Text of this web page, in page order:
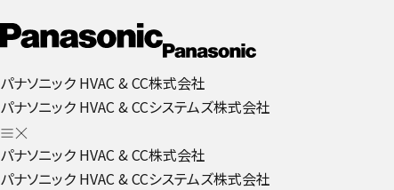
パナソニック HVAC & CC株式会社
パナソニック HVAC & CCシステムズ株式会社
パナソニック HVAC & CC株式会社
パナソニック HVAC & CCシステムズ株式会社